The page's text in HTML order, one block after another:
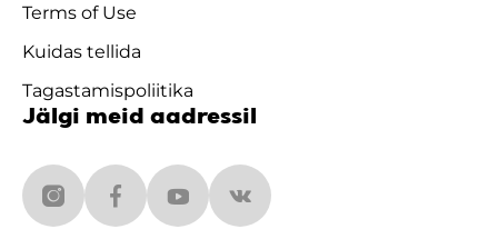
Terms of Use
Kuidas tellida
Tagastamispoliitika
Jälgi meid aadressil